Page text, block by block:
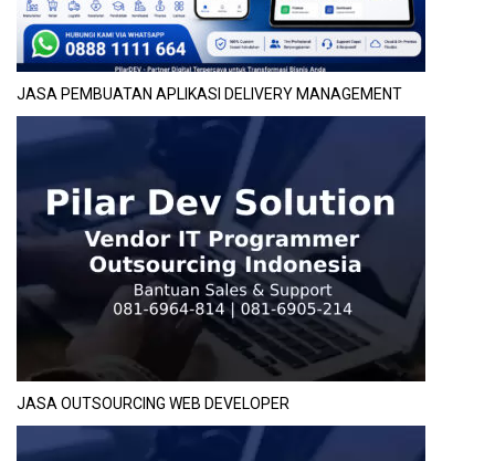
JASA PEMBUATAN APLIKASI DELIVERY MANAGEMENT
JASA OUTSOURCING WEB DEVELOPER